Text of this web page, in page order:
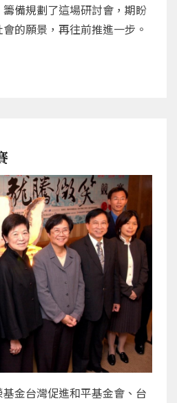
備規劃了這場研討會，期盼
的願景，再往前推進一步。
金台灣促進和平基金會、台